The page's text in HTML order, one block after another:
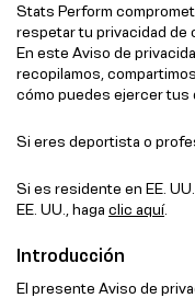
Stats Perform
respetar tu privacidad de
En este Aviso de
recopilamos,
cómo puedes ejercer tus
Si eres deportista o
Si es residente en EE.
EE. UU., haga clic aquí.
Introducción
El presente Aviso de